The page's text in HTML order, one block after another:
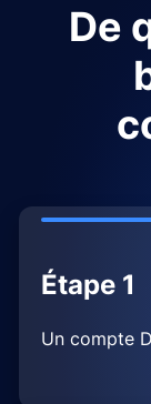
De
Étape 1
Un compte